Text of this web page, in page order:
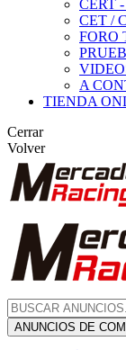
CERT
CET /
FORO
A
TIENDA
Cerrar
Volver
ANUNCIOS DE